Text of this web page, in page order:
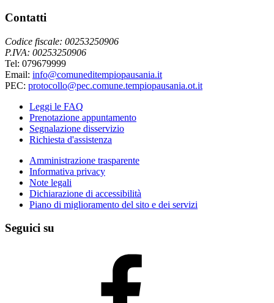
Contatti
Codice fiscale: 00253250906
P.IVA: 00253250906
Tel: 079679999
Email: info@comuneditempiopausania.it
PEC: protocollo@pec.comune.tempiopausania.ot.it
Leggi le FAQ
Prenotazione appuntamento
Segnalazione disservizio
Richiesta d'assistenza
Amministrazione trasparente
Informativa privacy
Note legali
Dichiarazione di accessibilità
Piano di miglioramento del sito e dei servizi
Seguici su